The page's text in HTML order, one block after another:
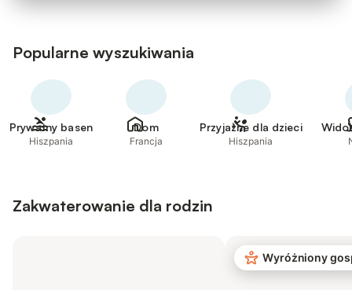
Popularne wyszukiwania
Prywatny basen
Hiszpania
Dom
Francja
Przyjazne dla dzieci
Hiszpania
Zakwaterowanie dla rodzin
Wyróżniony